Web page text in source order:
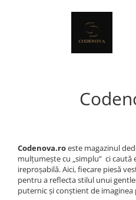
Codenova.roeste magazinul
mulțumește cu „simplu” ci caută
ireproșabilă. Aici, fiecare piesă
pentru a reflecta stilul unui
puternic și conștient de imaginea